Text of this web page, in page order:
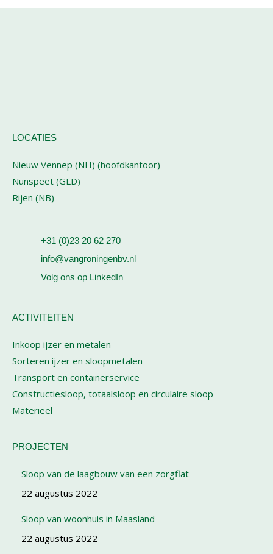
LOCATIES
Nieuw Vennep (NH) (hoofdkantoor)
Nunspeet (GLD)
Rijen (NB)
+31 (0)23 20 62 270
info@vangroningenbv.nl
Volg ons op LinkedIn
ACTIVITEITEN
Inkoop ijzer en metalen
Sorteren ijzer en sloopmetalen
Transport en containerservice
Constructiesloop, totaalsloop en circulaire sloop
Materieel
PROJECTEN
Sloop van de laagbouw van een zorgflat
22 augustus 2022
Sloop van woonhuis in Maasland
22 augustus 2022